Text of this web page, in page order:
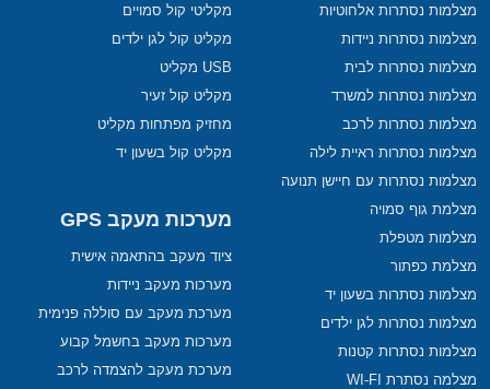
מצלמות נסתרות אלחוטיות
מצלמות נסתרות ניידות
מצלמות נסתרות לבית
מצלמות נסתרות למשרד
מצלמות נסתרות לרכב
מצלמות נסתרות ראיית לילה
מצלמות נסתרות עם חיישן תנועה
מצלמת גוף סמויה
מצלמות מטפלת
מצלמת כפתור
מצלמות נסתרות בשעון יד
מצלמות נסתרות לגן ילדים
מצלמות נסתרות קטנות
מצלמה נסתרת WI-FI
מקליטי קול סמויים
מקליט קול לגן ילדים
USB מקליט
מקליט קול זעיר
מחזיק מפתחות מקליט
מקליט קול בשעון יד
מערכות מעקב GPS
ציוד מעקב בהתאמה אישית
מערכות מעקב ניידות
מערכת מעקב עם סוללה פנימית
מערכות מעקב בחשמל קבוע
מערכת מעקב להצמדה לרכב